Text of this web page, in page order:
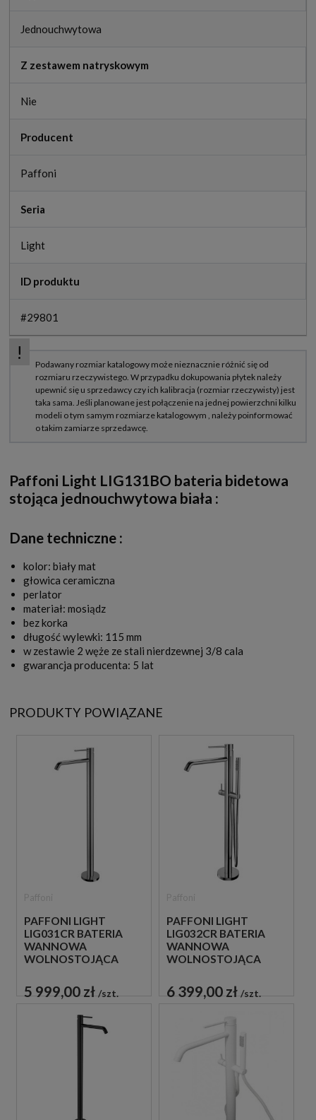
Jednouchwytowa
Z zestawem natryskowym
Nie
Producent
Paffoni
Seria
Light
ID produktu
#29801
Paffoni Light LIG131BO bateria bidetowa
stojąca jednouchwytowa biała :
Dane techniczne :
kolor: biały mat
głowica ceramiczna
perlator
materiał: mosiądz
bez korka
długość wylewki: 115 mm
w zestawie 2 węże ze stali nierdzewnej 3/8 cala
gwarancja producenta: 5 lat
PRODUKTY POWIĄZANE
PAFFONI LIGHT
LIG031CR BATERIA
WANNOWA
WOLNOSTOJĄCA
5 999,00 zł szt.
PAFFONI LIGHT
LIG032CR BATERIA
WANNOWA
WOLNOSTOJĄCA
6 399,00 zł szt.